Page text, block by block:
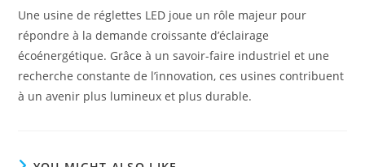
Une usine de réglettes LED joue un rôle majeur pour
répondre à la demande croissante d’éclairage
écoénergétique. Grâce à un savoir-faire industriel et une
recherche constante de l’innovation, ces usines contribuent
à un avenir plus lumineux et plus durable.